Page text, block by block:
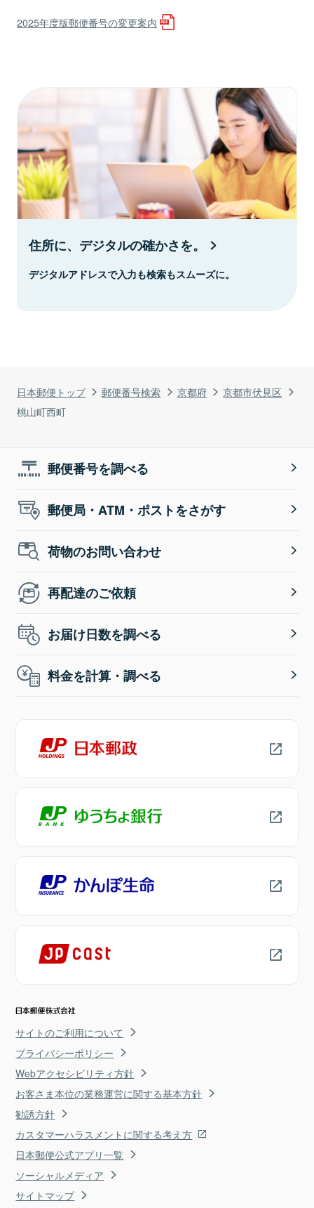
日本郵便トップ 郵便番号検索 京都府
京都市伏見区
桃山町西町
2025年度版郵便番号の変更案内
住所に、デジタルの確かさを。
デジタルアドレスで入力も検索もスムーズに。
郵便番号を調べる
郵便局・ATM・ポストをさがす
荷物のお問い合わせ
再配達のご依頼
お届け日数を調べる
料金を計算・調べる
サイトのご利用について
プライバシーポリシー
Webアクセシビリティ方針
お客さま本位の業務運営に関する基本方針
勧誘方針
カスタマーハラスメントに関する考え方
日本郵便公式アプリ一覧
ソーシャルメディア
サイトマップ